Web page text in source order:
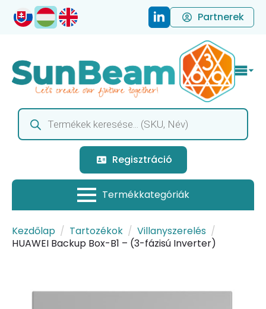
Partnerek
Products
search
Regisztráció
Kezdőlap Tartozékok
Villanyszerelés
HUAWEI Backup Box-B1 – (3-fázisú Inverter)